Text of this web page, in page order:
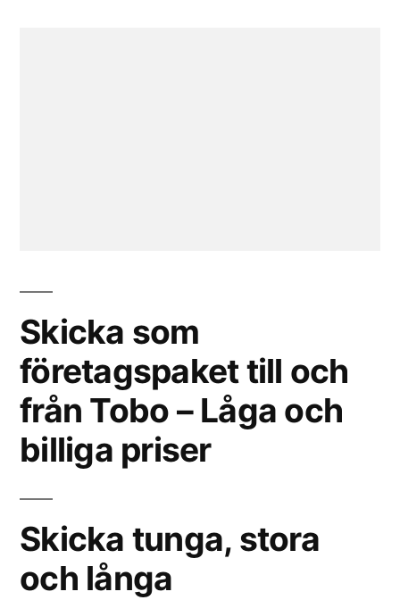
Skicka som
företagspaket till och
från Tobo – Låga och
billiga priser
Skicka tunga, stora
och långa